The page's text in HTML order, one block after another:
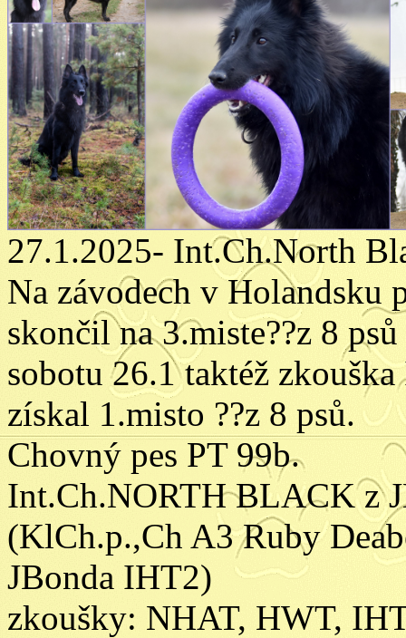
27.1.2025- Int.Ch.North
Na závodech v Holandsku
skončil na 3.miste??z 8
sobotu 26.1 taktéž
získal 1.misto ??z 8 psů.
Chovný pes PT 99b.
Int.Ch.NORTH BLACK z
(KlCh.p.,Ch A3 Ruby
JBonda IHT2)
zkoušky: NHAT, HWT,